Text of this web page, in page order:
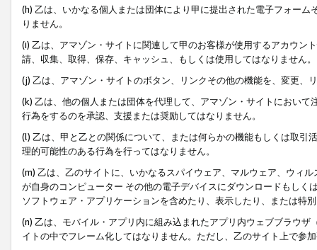
(h) 乙は、いかなる個人または団体により甲に提出された電子フォー
りません。
(i) 乙は、アマゾン・サイトに関連して甲のお客様が使用するアカウン
請、収集、取得、保存、キャッシュ、もしくは使用してはなりません。
(j) 乙は、アマゾン・サイトのボタン、リンクその他の機能を、変更、
(k) 乙は、他の個人または団体を代理して、アマゾン・サイトにおい
行為をするのを承認、支援または奨励してはなりません。
(l) 乙は、甲と乙との関係について、または何らかの機能もしくは取
理的可能性のある行為を行ってはなりません。
(m) 乙は、乙のサイトに、いかなるスパイウェア、マルウェア、ウィ
が自身のコンピューター その他の電子デバイスにダウンロードもし
ソフトウェア・アプリケーションを含めたり、表示したり、または特
(n) 乙は、モバイル・アプリ内に組み込まれたアプリ内ウェブブラウ
イトの中でフレーム化してはなりません。ただし、乙のサイト上で参